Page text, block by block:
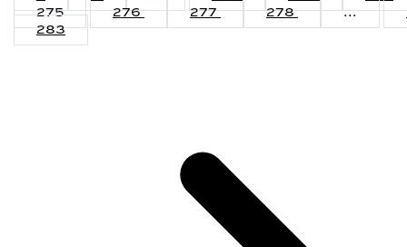
275
276 277 278 ...
283